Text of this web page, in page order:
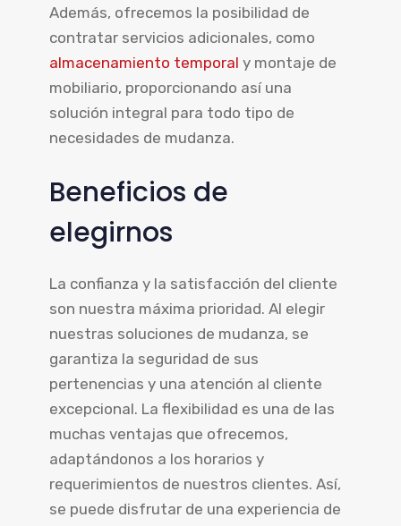
Además, ofrecemos la posibilidad de
contratar servicios adicionales, como
almacenamiento temporal y montaje de
mobiliario, proporcionando así una
solución integral para todo tipo de
necesidades de mudanza.
Beneficios de
elegirnos
La confianza y la satisfacción del cliente
son nuestra máxima prioridad. Al elegir
nuestras soluciones de mudanza, se
garantiza la seguridad de sus
pertenencias y una atención al cliente
excepcional. La flexibilidad es una de las
muchas ventajas que ofrecemos,
adaptándonos a los horarios y
requerimientos de nuestros clientes. Así,
se puede disfrutar de una experiencia de